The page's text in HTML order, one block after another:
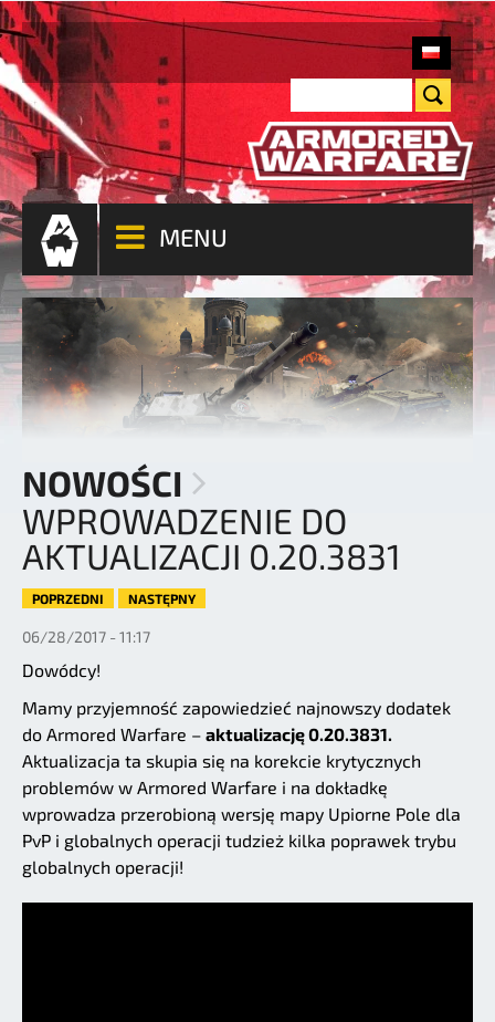
MENU
NOWOŚCI
WPROWADZENIE DO
AKTUALIZACJI 0.20.3831
POPRZEDNI NASTĘPNY
06/28/2017 - 11:17
Dowódcy!
Mamy przyjemność zapowiedzieć najnowszy dodatek
do Armored Warfare – aktualizację 0.20.3831.
Aktualizacja ta skupia się na korekcie krytycznych
problemów w Armored Warfare i na dokładkę
wprowadza przerobioną wersję mapy Upiorne Pole dla
PvP i globalnych operacji tudzież kilka poprawek trybu
globalnych operacji!